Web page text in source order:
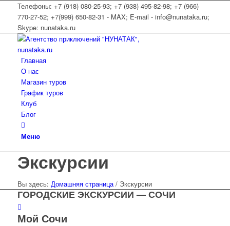
Телефоны: +7 (918) 080-25-93; +7 (938) 495-82-98; +7 (966)
770-27-52; +7(999) 650-82-31 - MAX; E-mail - info@nunataka.ru;
Skype: nunataka.ru
Главная
О нас
Магазин туров
График туров
Клуб
Блог
Меню
Экскурсии
Вы здесь: Домашняя страница / Экскурсии
ГОРОДСКИЕ ЭКСКУРСИИ — СОЧИ
Мой Сочи